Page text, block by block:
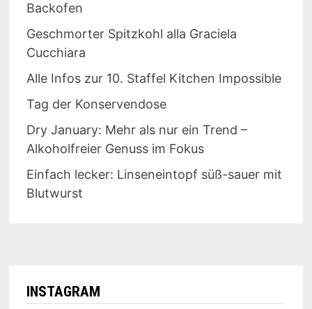
Backofen
Geschmorter Spitzkohl alla Graciela
Cucchiara
Alle Infos zur 10. Staffel Kitchen Impossible
Tag der Konservendose
Dry January: Mehr als nur ein Trend –
Alkoholfreier Genuss im Fokus
Einfach lecker: Linseneintopf süß-sauer mit
Blutwurst
INSTAGRAM